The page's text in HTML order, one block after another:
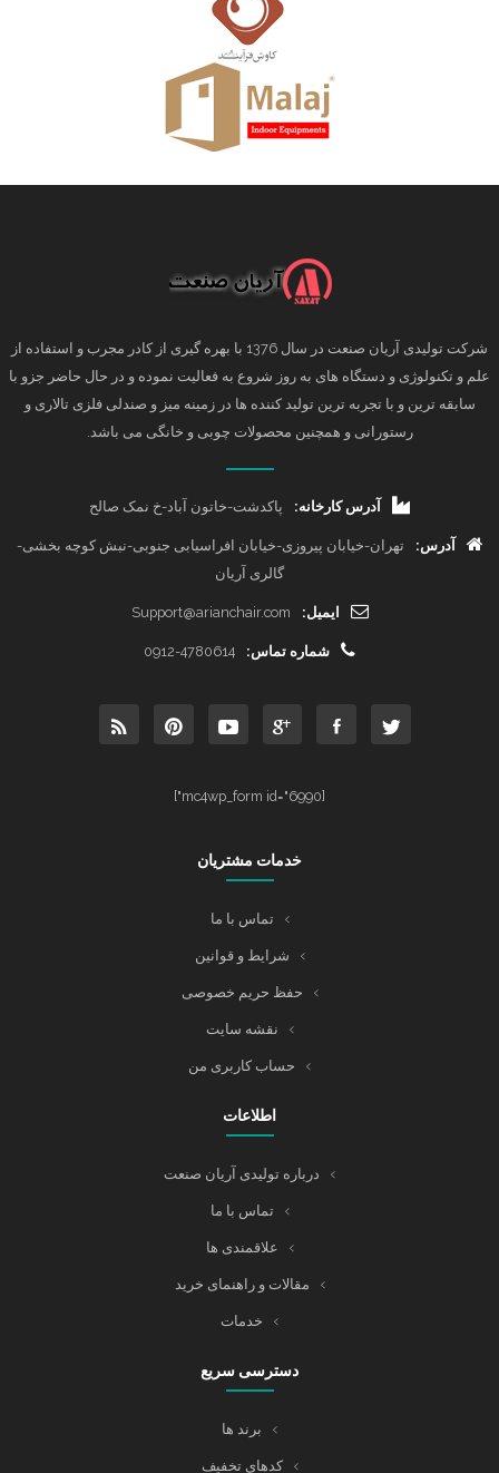
شرکت تولیدی آریان صنعت در سال 1376 با بهره گیری از کادر مجرب و استفاده از
علم و تکنولوژی و دستگاه های به روز شروع به فعالیت نموده و در حال حاضر جزو با
سابقه ترین و با تجربه ترین تولید کننده ها در زمینه میز و صندلی فلزی تالاری و
رستورانی و همچنین محصولات چوبی و خانگی می باشد.
آدرس کارخانه: پاکدشت-خاتون آباد-خ نمک صالح
آدرس:
تهران-خیابان پیروزی-خیابان افراسیابی جنوبی-نبش کوچه بخشی-
گالری آریان
ایمیل: Support@arianchair.com
شماره تماس: 0912-4780614
[mc4wp_form id="6990"]
خدمات مشتریان
تماس با ما
شرایط و قوانین
حفظ حریم خصوصی
نقشه سایت
حساب کاربری من
اطلاعات
درباره تولیدی آریان صنعت
تماس با ما
علاقمندی ها
مقالات و راهنمای خرید
خدمات
دسترسی سریع
برند ها
کدهای تخفیف